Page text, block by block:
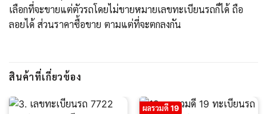
เลือกที่จะขายแต่ตัวรถโดยไม่ขายหมายเลขทะเบียนรถก็ได้ ถือ
ลอยได้ ส่วนราคาซื้อขาย ตามแต่ที่จะตกลงกัน
สินค้าที่เกี่ยวข้อง
ผลรวมดี 19